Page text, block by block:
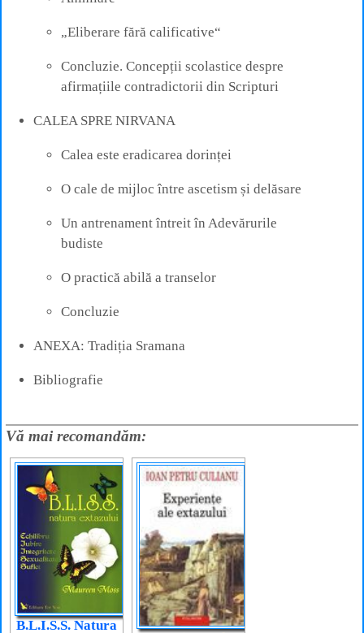
„Eliberare fără calificative“
Concluzie. Concepții scolastice despre
afirmațiile contradictorii din Scripturi
CALEA SPRE NIRVANA
Calea este eradicarea dorinței
O cale de mijloc între ascetism și delăsare
Un antrenament întreit în Adevărurile
budiste
O practică abilă a transelor
Concluzie
ANEXA: Tradiția Sramana
Bibliografie
Vă mai recomandăm:
B.L.I.S.S. Natura